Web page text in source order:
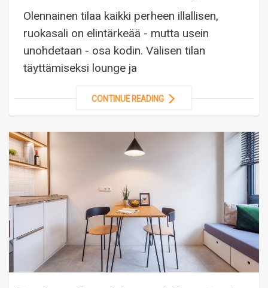
Olennainen tilaa kaikki perheen illallisen,
ruokasali on elintärkeää - mutta usein
unohdetaan - osa kodin. Välisen tilan
täyttämiseksi lounge ja
CONTINUE READING